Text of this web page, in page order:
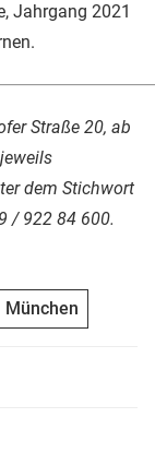
Jahrgang 2021
Straße 20, ab
dem Stichwort
/ 922 84 600.
München